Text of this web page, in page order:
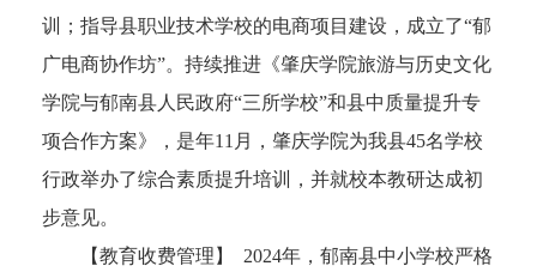
训；指导县职业技术学校的电商项目建设，成立了“郁
广电商协作坊”。持续推进《肇庆学院旅游与历史文化
学院与郁南县人民政府“三所学校”和县中质量提升专
项合作方案》，是年11月，肇庆学院为我县45名学校
行政举办了综合素质提升培训，并就校本教研达成初
步意见。
【教育收费管理】 2024年，郁南县中小学校严格